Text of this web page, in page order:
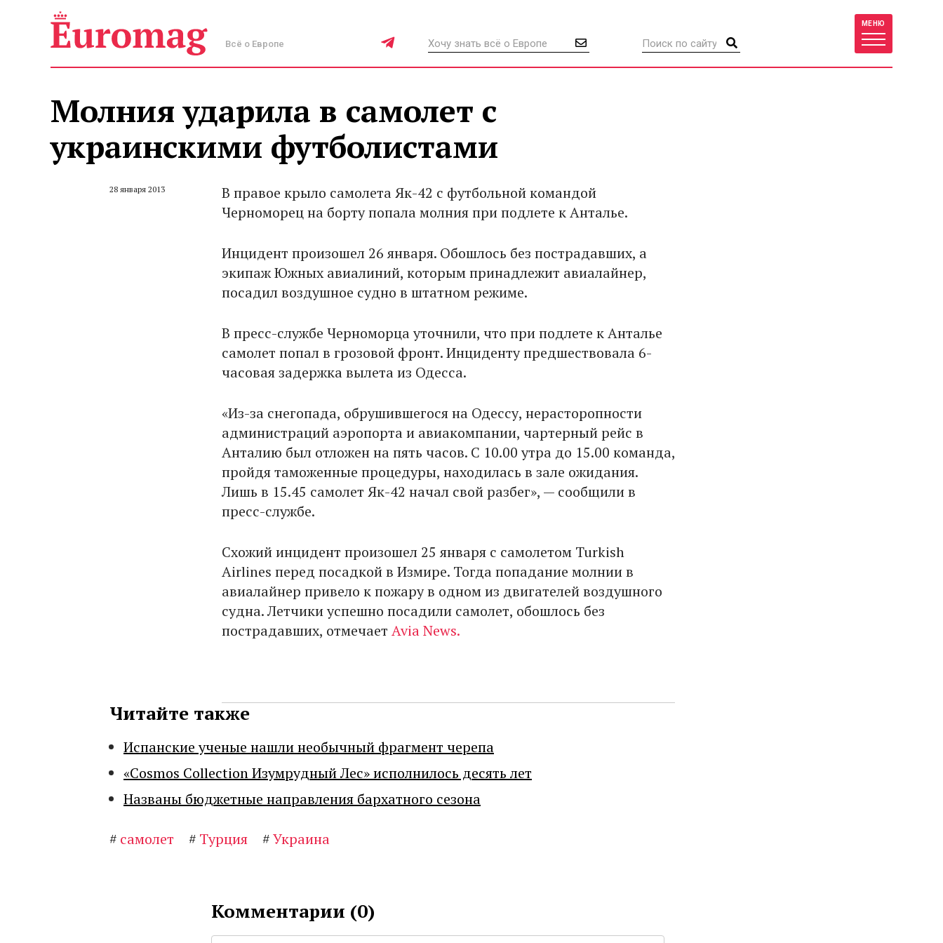
Всё о Европе
МЕНЮ
Молния ударила в самолет с
украинскими футболистами
28 января 2013
В правое крыло самолета Як-42 с футбольной командой
Черноморец на борту попала молния при подлете к Анталье.
Инцидент произошел 26 января. Обошлось без пострадавших, а
экипаж Южных авиалиний, которым принадлежит авиалайнер,
посадил воздушное судно в штатном режиме.
В пресс-службе Черноморца уточнили, что при подлете к Анталье
самолет попал в грозовой фронт. Инциденту предшествовала 6-
часовая задержка вылета из Одесса.
«Из-за снегопада, обрушившегося на Одессу, нерасторопности
администраций аэропорта и авиакомпании, чартерный рейс в
Анталию был отложен на пять часов. С 10.00 утра до 15.00 команда,
пройдя таможенные процедуры, находилась в зале ожидания.
Лишь в 15.45 самолет Як-42 начал свой разбег», — сообщили в
пресс-службе.
Схожий инцидент произошел 25 января с самолетом Turkish
Airlines перед посадкой в Измире. Тогда попадание молнии в
авиалайнер привело к пожару в одном из двигателей воздушного
судна. Летчики успешно посадили самолет, обошлось без
пострадавших, отмечает Avia News.
Читайте также
Испанские ученые нашли необычный фрагмент черепа
«Cosmos Collection Изумрудный Лес» исполнилось десять лет
Названы бюджетные направления бархатного сезона
# самолет # Турция #Украина
Комментарии (0)